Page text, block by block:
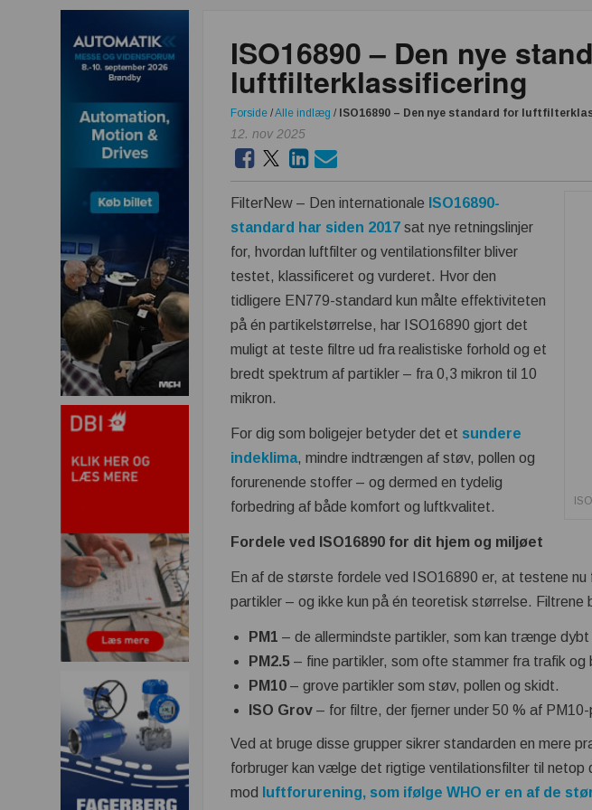
ISO16890 – Den nye
luftfilterklassificering
Forside /Alle indlæg / ISO16890 – Den nye standard for
12. nov 2025
FilterNew – Den internationale ISO16890-
standard har siden 2017 sat nye retningslinjer
for, hvordan luftfilter og ventilationsfilter bliver
testet, klassificeret og vurderet. Hvor den
tidligere EN779-standard kun målte effektiviteten
på én partikelstørrelse, har ISO16890 gjort det
muligt at teste filtre ud fra realistiske forhold og et
bredt spektrum af partikler – fra 0,3 mikron til 10
mikron.
For dig som boligejer betyder det et sundere
indeklima, mindre indtrængen af støv, pollen og
forurenende stoffer – og dermed en tydelig
forbedring af både komfort og luftkvalitet.
Fordele ved ISO16890 for dit hjem og miljøet
En af de største fordele ved ISO16890 er, at testene
partikler – og ikke kun på én teoretisk størrelse. Filtrene
PM1 – de allermindste partikler, som kan trænge dybt
PM2.5 – fine partikler, som ofte stammer fra trafik og
PM10 – grove partikler som støv, pollen og skidt.
ISO Grov – for filtre, der fjerner under 50 % af PM10-
Ved at bruge disse grupper sikrer standarden en mere
forbruger kan vælge det rigtige ventilationsfilter til
mod
luftforurening, som ifølge WHO er en af de